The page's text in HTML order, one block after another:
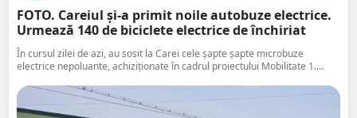
FOTO. Careiul și-a primit noile autobuze electrice.
Urmează 140 de biciclete electrice de închiriat
În cursul zilei de azi, au sosit la Carei cele șapte şapte microbuze
electrice nepoluante, achiziționate în cadrul proiectului Mobilitate 1....